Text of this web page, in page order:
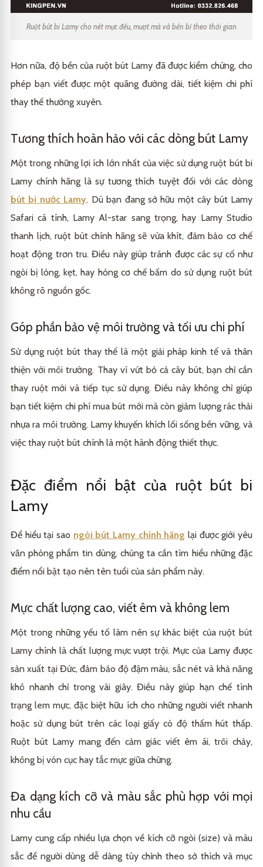
Ruột bút bi Lamy cho nét mực đều, mượt mà và bền bỉ theo thời gian
Hơn nữa, độ bền của ruột bút Lamy đã được kiểm chứng, cho
phép bạn viết được một quãng đường dài, tiết kiệm chi phí
thay thế thường xuyên.
Tương thích hoàn hảo với các dòng bút Lamy
Một trong những lợi ích lớn nhất của việc sử dụng ruột bút bi
Lamy chính hãng là sự tương thích tuyệt đối với các dòng
bút bi nước Lamy. Dù bạn đang sở hữu một cây bút Lamy
Safari cá tính, Lamy Al-star sang trọng, hay Lamy Studio
thanh lịch, ruột bút chính hãng sẽ vừa khít, đảm bảo cơ chế
hoạt động trơn tru. Điều này giúp tránh được các sự cố như
ngòi bị lỏng, kẹt, hay hỏng cơ chế bấm do sử dụng ruột bút
không rõ nguồn gốc.
Góp phần bảo vệ môi trường và tối ưu chi phí
Sử dụng ruột bút thay thế là một giải pháp kinh tế và thân
thiện với môi trường. Thay vì vứt bỏ cả cây bút, bạn chỉ cần
thay ruột mới và tiếp tục sử dụng. Điều này không chỉ giúp
bạn tiết kiệm chi phí mua bút mới mà còn giảm lượng rác thải
nhựa ra môi trường. Lamy khuyến khích lối sống bền vững, và
việc thay ruột bút chính là một hành động thiết thực.
Đặc điểm nổi bật của ruột bút bi
Lamy
Để hiểu tại sao ngòi bút Lamy chính hãng lại được giới yêu
văn phòng phẩm tin dùng, chúng ta cần tìm hiểu những đặc
điểm nổi bật tạo nên tên tuổi của sản phẩm này.
Mực chất lượng cao, viết êm và không lem
Một trong những yếu tố làm nên sự khác biệt của ruột bút
Lamy chính là chất lượng mực vượt trội. Mực của Lamy được
sản xuất tại Đức, đảm bảo độ đậm màu, sắc nét và khả năng
khô nhanh chỉ trong vài giây. Điều này giúp hạn chế tình
trạng lem mực, đặc biệt hữu ích cho những người viết nhanh
hoặc sử dụng bút trên các loại giấy có độ thấm hút thấp.
Ruột bút Lamy mang đến cảm giác viết êm ái, trôi chảy,
không bị vón cục hay tắc mực giữa chừng.
Đa dạng kích cỡ và màu sắc phù hợp với mọi
nhu cầu
Lamy cung cấp nhiều lựa chọn về kích cỡ ngòi (size) và màu
sắc để người dùng dễ dàng tùy chỉnh theo sở thích và mục